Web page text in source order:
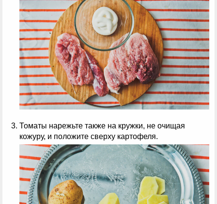
Томаты нарежьте также на кружки, не очищая
кожуру, и положите сверху картофеля.